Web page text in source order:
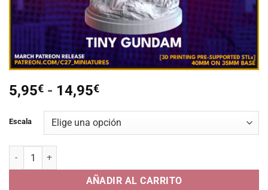
5,95€ - 14,95€Rango
precios:
desde
14,95€
Escala
Tiny Gundam (Mach X) cantidad
AÑADIR AL CARRITO